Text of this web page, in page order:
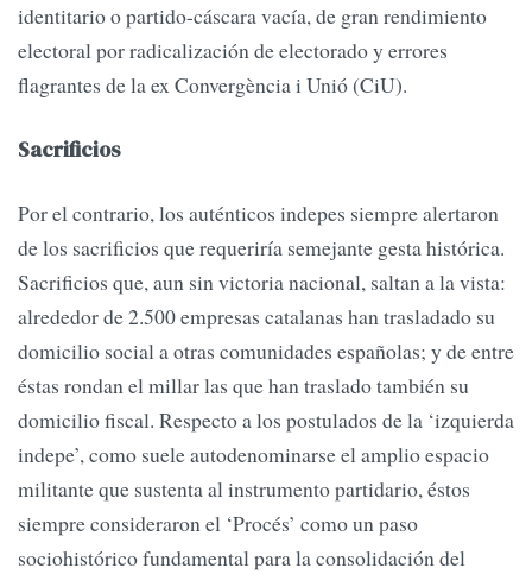
identitario o partido-cáscara vacía, de gran rendimiento
electoral por radicalización de electorado y errores
flagrantes de la ex Convergència i Unió (CiU).
Sacrificios
Por el contrario, los auténticos indepes siempre alertaron
de los sacrificios que requeriría semejante gesta histórica.
Sacrificios que, aun sin victoria nacional, saltan a la vista:
alrededor de 2.500 empresas catalanas han trasladado su
domicilio social a otras comunidades españolas; y de entre
éstas rondan el millar las que han traslado también su
domicilio fiscal. Respecto a los postulados de la ‘izquierda
indepe’, como suele autodenominarse el amplio espacio
militante que sustenta al instrumento partidario, éstos
siempre consideraron el ‘Procés’ como un paso
sociohistórico fundamental para la consolidación del